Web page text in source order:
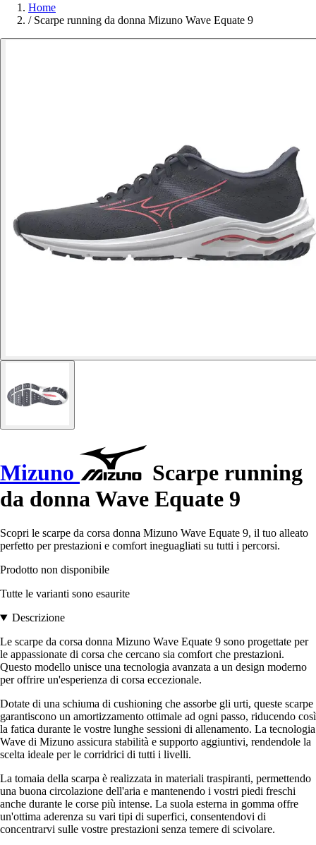
Home
/ Scarpe running da donna Mizuno Wave Equate 9
Mizuno
Scarpe running
da donna Wave Equate 9
Scopri le scarpe da corsa donna Mizuno Wave Equate 9, il tuo alleato
perfetto per prestazioni e comfort ineguagliati su tutti i percorsi.
Prodotto non disponibile
Tutte le varianti sono esaurite
Descrizione
Le scarpe da corsa donna Mizuno Wave Equate 9 sono progettate per
le appassionate di corsa che cercano sia comfort che prestazioni.
Questo modello unisce una tecnologia avanzata a un design moderno
per offrire un'esperienza di corsa eccezionale.
Dotate di una schiuma di cushioning che assorbe gli urti, queste scarpe
garantiscono un amortizzamento ottimale ad ogni passo, riducendo così
la fatica durante le vostre lunghe sessioni di allenamento. La tecnologia
Wave di Mizuno assicura stabilità e supporto aggiuntivi, rendendole la
scelta ideale per le corridrici di tutti i livelli.
La tomaia della scarpa è realizzata in materiali traspiranti, permettendo
una buona circolazione dell'aria e mantenendo i vostri piedi freschi
anche durante le corse più intense. La suola esterna in gomma offre
un'ottima aderenza su vari tipi di superfici, consentendovi di
concentrarvi sulle vostre prestazioni senza temere di scivolare.